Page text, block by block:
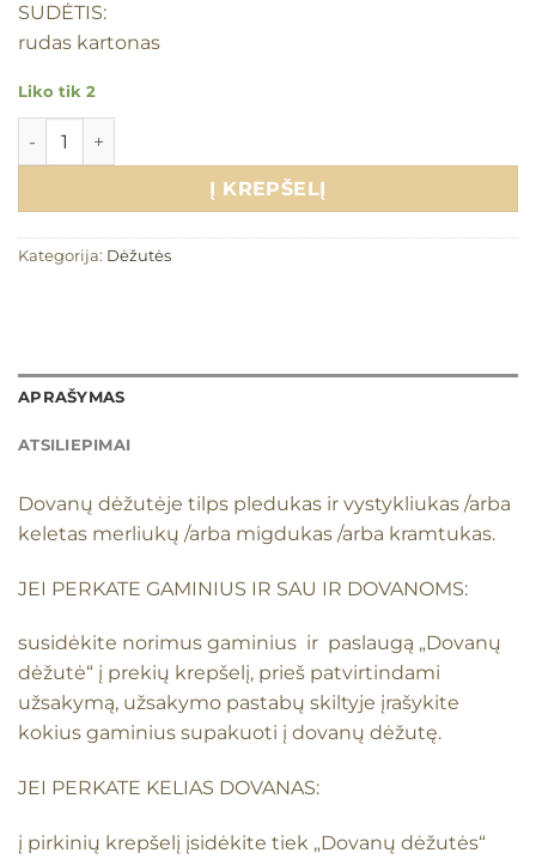
SUDĖTIS:
rudas kartonas
Liko tik 2
produkto kiekis: Dovanų dėžutė (Ruda)
Į KREPŠELĮ
Kategorija: Dėžutės
APRAŠYMAS
ATSILIEPIMAI
Dovanų dėžutėje tilps pledukas ir vystykliukas /arba
keletas merliukų /arba migdukas /arba kramtukas.
JEI PERKATE GAMINIUS IR SAU IR DOVANOMS:
susidėkite norimus gaminius ir paslaugą „Dovanų
dėžutė“ į prekių krepšelį, prieš patvirtindami
užsakymą, užsakymo pastabų skiltyje įrašykite
kokius gaminius supakuoti į dovanų dėžutę.
JEI PERKATE KELIAS DOVANAS:
į pirkinių krepšelį įsidėkite tiek „Dovanų dėžutės“